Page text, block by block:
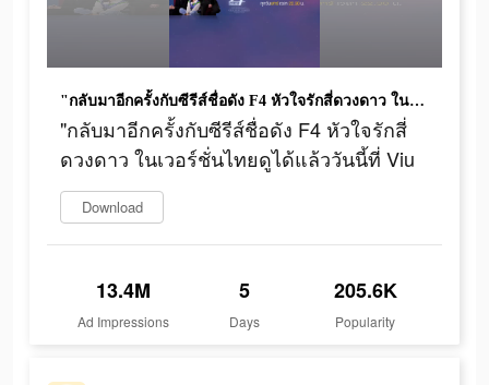
"กลับมาอีกครั้งกับซีรีส์ชื่อดัง F4 หัวใจรักสี่ดวงดาว ในเวอร์ชั่นไทยดูได้แล้ววันนี้ที่ Viu
"กลับมาอีกครั้งกับซีรีส์ชื่อดัง F4 หัวใจรักสี่
ดวงดาว ในเวอร์ชั่นไทยดูได้แล้ววันนี้ที่ Viu
Download
13.4M
Ad Impressions
5
Days
205.6K
Popularity